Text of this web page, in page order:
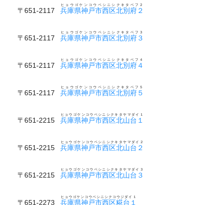
〒651-2117 兵庫県神戸市西区北別府２
ヒョウゴケンコウベシニシクキタベフ２
〒651-2117 兵庫県神戸市西区北別府３
ヒョウゴケンコウベシニシクキタベフ３
〒651-2117 兵庫県神戸市西区北別府４
ヒョウゴケンコウベシニシクキタベフ４
〒651-2117 兵庫県神戸市西区北別府５
ヒョウゴケンコウベシニシクキタベフ５
〒651-2215 兵庫県神戸市西区北山台１
ヒョウゴケンコウベシニシクキタヤマダイ１
〒651-2215 兵庫県神戸市西区北山台２
ヒョウゴケンコウベシニシクキタヤマダイ２
〒651-2215 兵庫県神戸市西区北山台３
ヒョウゴケンコウベシニシクキタヤマダイ３
〒651-2273 兵庫県神戸市西区糀台１
ヒョウゴケンコウベシニシクコウジダイ１